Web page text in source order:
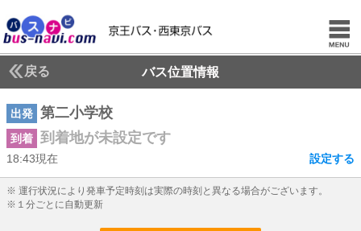
戻る バス位置情報
出発 第二小学校
到着 到着地が未設定です
設定する
18:43現在
※ 運行状況により発車予定時刻は実際の時刻と異なる場合がございます。
※１分ごとに自動更新